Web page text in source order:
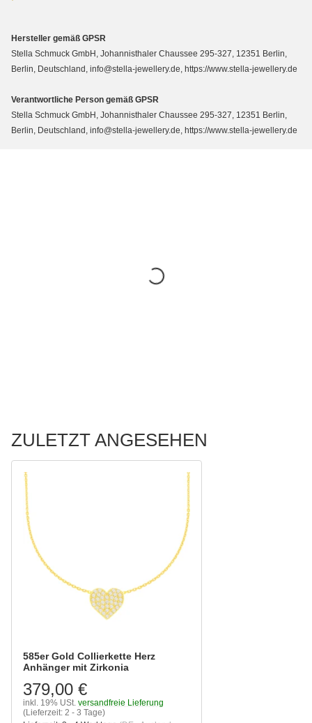
Hersteller gemäß GPSR
Stella Schmuck GmbH, Johannisthaler Chaussee 295-327, 12351 Berlin,
Berlin, Deutschland, info@stella-jewellery.de, https://www.stella-jewellery.de
Verantwortliche Person gemäß GPSR
Stella Schmuck GmbH, Johannisthaler Chaussee 295-327, 12351 Berlin,
Berlin, Deutschland, info@stella-jewellery.de, https://www.stella-jewellery.de
ZULETZT ANGESEHEN
585er Gold Collierkette Herz
Anhänger mit Zirkonia
379,00 €
inkl. 19% USt. versandfreie Lieferung
(Lieferzeit: 2 - 3 Tage)